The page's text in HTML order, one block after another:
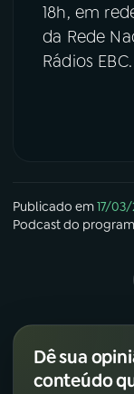
18h, em
da Rede
Rádios EBC.
Publicado em17/
Podcastdo
Dê sua
conteúdo